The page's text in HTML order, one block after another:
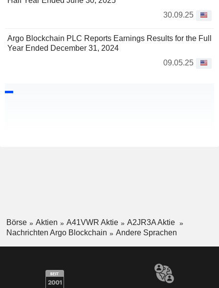
30.09.25
Argo Blockchain PLC Reports Earnings Results for the Full
Year Ended December 31, 2024
09.05.25
Börse Aktien A41VWR Aktie
A2JR3A Aktie
Nachrichten Argo Blockchain
Andere Sprachen